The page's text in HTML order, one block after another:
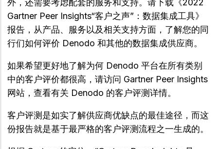
外，还需要考虑配套的服务和支持。请下载《2022
Gartner Peer Insights“客户之声”：数据集成工具》
报告，从产品、服务以及相关支持方面，了解您的同
行们如何评价 Denodo 和其他的数据集成供应商。
如果希望更好地了解为何 Denodo 平台在所有类别
中的客户评价都很高，请访问 Gartner Peer Insights
网站，查看有关 Denodo 的客户评测详情。
客户评测是如实了解供应商优缺点的最佳途径，而这
份报告就是基于最严格的客户评测流程之一生成的。